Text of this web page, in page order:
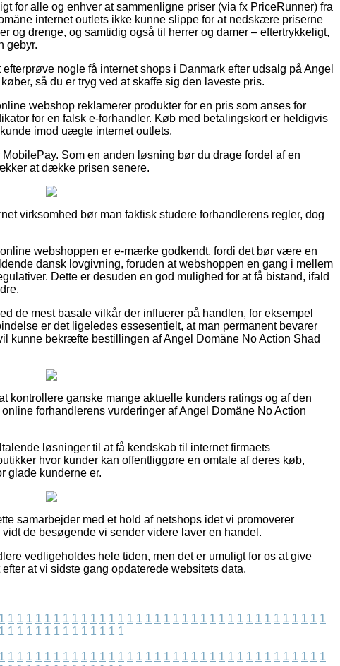
for alle og enhver at sammenligne priser (via fx PriceRunner) fra
internet outlets ikke kunne slippe for at nedskære priserne
og drenge, og samtidig også til herrer og damer – eftertrykkeligt,
gebyr.
nogle få internet shops i Danmark efter udsalg på Angel
så du er tryg ved at skaffe sig den laveste pris.
webshop reklamerer produkter for en pris som anses for
for en falsk e-forhandler. Køb med betalingskort er heldigvis
imod uægte internet outlets.
Som en anden løsning bør du drage fordel af en
at dække prisen senere.
virksomhed bør man faktisk studere forhandlerens regler, dog
webshoppen er e-mærke godkendt, fordi det bør være en
dansk lovgivning, foruden at webshoppen en gang i mellem
Dette er desuden en god mulighed for at få bistand, ifald
de mest basale vilkår der influerer på handlen, for eksempel
er det ligeledes essesentielt, at man permanent bevarer
kunne bekræfte bestillingen af Angel Domäne No Action Shad
kontrollere ganske mange aktuelle kunders ratings og af den
forhandlerens vurderinger af Angel Domäne No Action
løsninger til at få kendskab til internet firmaets
hvor kunder kan offentliggøre en omtale af deres køb,
glade kunderne er.
samarbejder med et hold af netshops idet vi promoverer
de besøgende vi sender videre laver en handel.
vedligeholdes hele tiden, men det er umuligt for os at give
at vi sidste gang opdaterede websitets data.
1 1 1 1 1 1 1 1 1 1 1 1 1 1 1 1 1 1 1 1 1 1 1 1 1 1 1 1 1 1 1 1 1 1 1 1
1 1 1 1 1 1 1 1 1 1 1 1 1 1
1 1 1 1 1 1 1 1 1 1 1 1 1 1 1 1 1 1 1 1 1 1 1 1 1 1 1 1 1 1 1 1 1 1 1 1